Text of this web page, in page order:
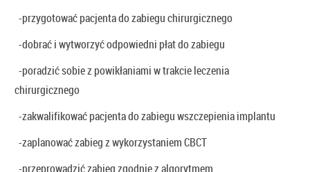
-przygotować pacjenta do zabiegu chirurgicznego
-dobrać i wytworzyć odpowiedni płat do zabiegu
-poradzić sobie z powikłaniami w trakcie leczenia
chirurgicznego
-zakwalifikować pacjenta do zabiegu wszczepienia implantu
-zaplanować zabieg z wykorzystaniem CBCT
-przeprowadzić zabieg zgodnie z algorytmem